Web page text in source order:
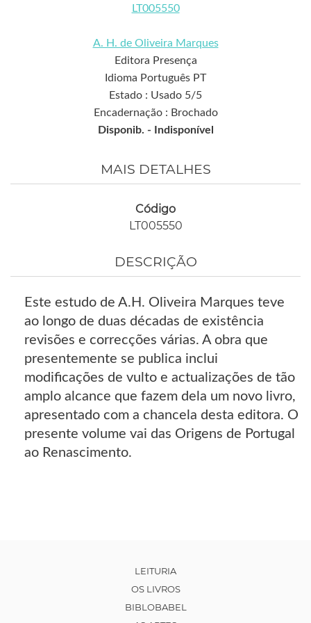
LT005550
A. H. de Oliveira Marques
Editora Presença
Idioma Português PT
Estado : Usado 5/5
Encadernação : Brochado
Disponib. -
Indisponível
MAIS DETALHES
Código
LT005550
DESCRIÇÃO
Este estudo de A.H. Oliveira Marques teve
ao longo de duas décadas de existência
revisões e correcções várias. A obra que
presentemente se publica inclui
modificações de vulto e actualizações de tão
amplo alcance que fazem dela um novo livro,
apresentado com a chancela desta editora. O
presente volume vai das Origens de Portugal
ao Renascimento.
LEITURIA
OS LIVROS
BIBLOBABEL